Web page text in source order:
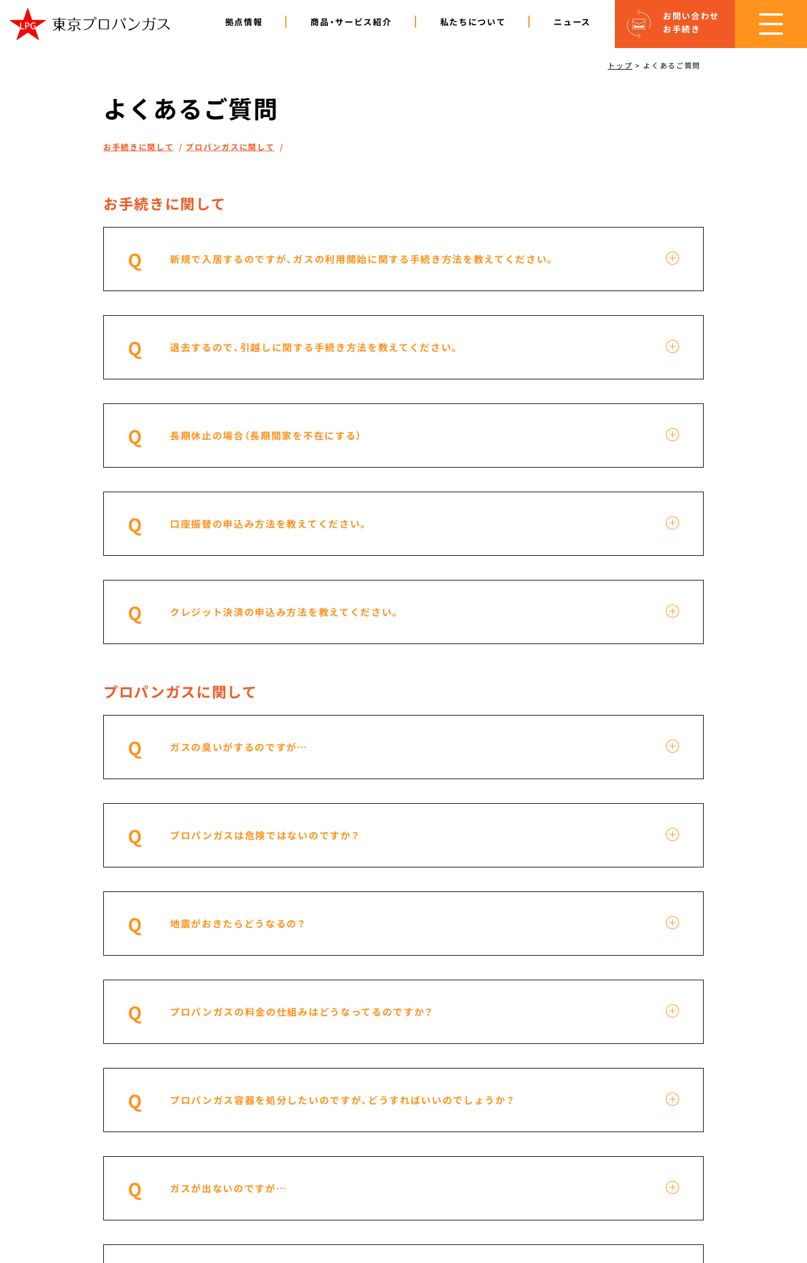
拠点情報 商品・サービス紹介 私たちについて ニュース
お問い合わせ
お手続き
トップ > よくあるご質問
よくあるご質問
お手続きに関して プロパンガスに関して
お手続きに関して
Q 新規で入居するのですが、ガスの利用開始に関する手続き方法を教えてください。
Q 退去するので、引越しに関する手続き方法を教えてください。
Q 長期休止の場合（長期間家を不在にする）
Q 口座振替の申込み方法を教えてください。
Q クレジット決済の申込み方法を教えてください。
プロパンガスに関して
Q ガスの臭いがするのですが…
Q プロパンガスは危険ではないのですか？
Q 地震がおきたらどうなるの？
Q プロパンガスの料金の仕組みはどうなってるのですか？
Q プロパンガス容器を処分したいのですが、どうすればいいのでしょうか？
Q ガスが出ないのですが…